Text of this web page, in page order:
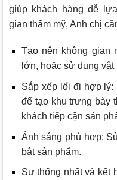
giúp khách hàng dễ
gian thẩm mỹ, Anh chị
Tạo nên không gian
lớn, hoặc sử dụng
Sắp xếp lối đi hợp lý:
để tạo khu trưng bày
khách tiếp cận sản
Ánh sáng phù hợp:
bật sản phẩm.
Sự thống nhất và kết